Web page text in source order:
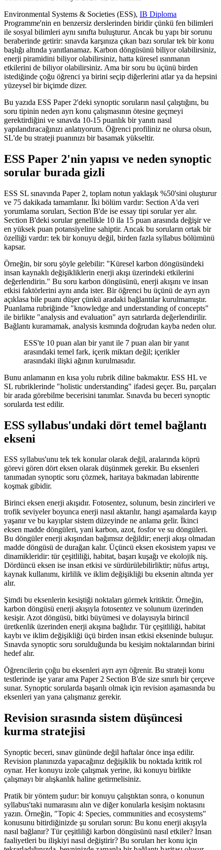
Environmental Systems & Societies (ESS), IB Diploma
Programme'nin en benzersiz derslerinden biridir çünkü fen bilimleri
ile sosyal bilimleri aynı sınıfta buluşturur. Ancak bu yapı bir sorunu
beraberinde getirir: sınavda karşınıza çıkan bazı sorular tek bir konu
başlığı altında yanıtlanamaz. Karbon döngüsünü biliyor olabilirsiniz,
enerji piramidini biliyor olabilirsiniz, hatta küresel ısınmanın
etkilerini de biliyor olabilirsiniz. Ama bir soru bu üçünü birden
istediğinde çoğu öğrenci ya birini seçip diğerlerini atlar ya da hepsini
yüzeysel bir biçimde dizer.
Bu yazıda ESS Paper 2'deki synoptic soruların nasıl çalıştığını, bu
soru tipinin neden ayrı konu çalışmasının ötesine geçmeyi
gerektirdiğini ve sınavda 10-15 puanlık bir yanıtı nasıl
yapılandıracağınızı anlatıyorum. Öğrenci profiliniz ne olursa olsun,
SL'de bu strateji puanınızı bir basamak yükseltir.
ESS Paper 2'nin yapısı ve neden synoptic
sorular burada gizli
ESS SL sınavında Paper 2, toplam notun yaklaşık %50'sini oluşturur
ve 75 dakikada tamamlanır. İki bölüm vardır: Section A'da veri
yorumlama soruları, Section B'de ise essay tipi sorular yer alır.
Section B'deki sorular genellikle 10 ila 15 puan arasında değişir ve
en yüksek puan potansiyeline sahiptir. Ancak bu soruların ortak bir
özelliği vardır: tek bir konuyu değil, birden fazla syllabus bölümünü
kapsar.
Örneğin, bir soru şöyle gelebilir: "Küresel karbon döngüsündeki
insan kaynaklı değişikliklerin enerji akışı üzerindeki etkilerini
değerlendirin." Bu soru karbon döngüsünü, enerji akışını ve insan
etkisi faktörlerini aynı anda ister. Bir öğrenci bu üçünü de ayrı ayrı
açıklasa bile puanı düşer çünkü aradaki bağlantılar kurulmamıştır.
Puanlama rubriğinde "knowledge and understanding of concepts"
ile birlikte "analysis and evaluation" ayrı satırlarda değerlendirilir.
Bağlantı kuramamak, analysis kısmında doğrudan kayba neden olur.
ESS'te 10 puan alan bir yanıt ile 7 puan alan bir yanıt
arasındaki temel fark, içerik miktarı değil; içerikler
arasındaki ilişki ağının kurulmasıdır.
Bunu anlamanın en kısa yolu rubrik diline bakmaktır. ESS HL ve
SL rubriklerinde "holistic understanding" ifadesi geçer. Bu, parçaları
bir arada görebilme becerisini tanımlar. Sınavda bu beceri synoptic
sorularda test edilir.
ESS syllabus'undaki dört temel bağlantı
ekseni
ESS syllabus'unu tek tek konular olarak değil, aralarında köprü
görevi gören dört eksen olarak düşünmek gerekir. Bu eksenleri
tanımadan synoptic soru çözmek, haritaya bakmadan labirentte
koşmak gibidir.
Birinci eksen enerji akışıdır. Fotosentez, solunum, besin zincirleri ve
trofik seviyeler boyunca enerji nasıl aktarılır, hangi aşamalarda kayıp
yaşanır ve bu kayıplar sistem düzeyinde ne anlama gelir. İkinci
eksen madde döngüleri, yani karbon, azot, fosfor ve su döngüleri.
Bu döngüler enerji akışından bağımsız değildir; enerji akışı olmadan
madde döngüsü de durağan kalır. Üçüncü eksen ekosistem yapısı ve
dinamikleridir: tür çeşitliliği, habitat, başarı kuşağı ve ekolojik niş.
Dördüncü eksen ise insan etkisi ve sürdürülebilirliktir; nüfus artışı,
kaynak kullanımı, kirlilik ve iklim değişikliği bu eksenin altında yer
alır.
Şimdi bu eksenlerin kesiştiği noktaları görmek kritiktir. Örneğin,
karbon döngüsü enerji akışıyla fotosentez ve solunum üzerinden
kesişir. Azot döngüsü, bitki büyümesi ve dolayısıyla birincil
üretkenlik üzerinden enerji akışına bağlıdır. Tür çeşitliliği, habitat
kaybı ve iklim değişikliği üçü birden insan etkisi ekseninde buluşur.
Sınavda synoptic soru sorulduğunda bu kesişim noktalarından birini
hedef alır.
Öğrencilerin çoğu bu eksenleri ayrı ayrı öğrenir. Bu strateji konu
testlerinde işe yarar ama Paper 2 Section B'de size sınırlı bir çerçeve
sunar. Synoptic sorularda başarılı olmak için revision aşamasında bu
eksenleri yan yana çalışmanız gerekir.
Revision sırasında sistem düşüncesi
kurma stratejisi
Synoptic beceri, sınav gününde değil haftalar önce inşa edilir.
Revision planınızda yapacağınız değişiklik bu noktada kritik rol
oynar. Her konuyu izole çalışmak yerine, iki konuyu birlikte
çalışmayı bir alışkanlık haline getirmelisiniz.
Pratik bir yöntem şudur: bir konuyu çalıştıktan sonra, o konunun
syllabus'taki numarasını alın ve diğer konularla kesişim noktasını
yazın. Örneğin, "Topic 4: Species, communities and ecosystems"
konusunu bitirdiğinizde şu soruları sorun: Bu konu enerji akışıyla
nasıl bağlanır? Tür çeşitliliği karbon döngüsünü nasıl etkiler? İnsan
faaliyetleri bu ilişkiyi nasıl değiştirir? Bu soruları her konu için